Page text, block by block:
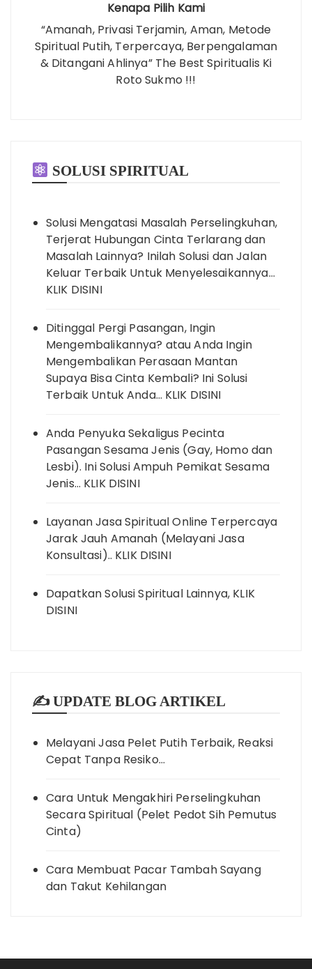
Kenapa Pilih Kami
“Amanah, Privasi Terjamin, Aman, Metode
Spiritual Putih, Terpercaya, Berpengalaman
& Ditangani Ahlinya” The Best Spiritualis Ki
Roto Sukmo !!!
SOLUSI SPIRITUAL
Solusi Mengatasi Masalah Perselingkuhan,
Terjerat Hubungan Cinta Terlarang dan
Masalah Lainnya? Inilah Solusi dan Jalan
Keluar Terbaik Untuk Menyelesaikannya…
KLIK DISINI
Ditinggal Pergi Pasangan, Ingin
Mengembalikannya? atau Anda Ingin
Mengembalikan Perasaan Mantan
Supaya Bisa Cinta Kembali? Ini Solusi
Terbaik Untuk Anda… KLIK DISINI
Anda Penyuka Sekaligus Pecinta
Pasangan Sesama Jenis (Gay, Homo dan
Lesbi). Ini Solusi Ampuh Pemikat Sesama
Jenis… KLIK DISINI
Layanan Jasa Spiritual Online Terpercaya
Jarak Jauh Amanah (Melayani Jasa
Konsultasi).. KLIK DISINI
Dapatkan Solusi Spiritual Lainnya, KLIK
DISINI
✍️ UPDATE BLOG ARTIKEL
Melayani Jasa Pelet Putih Terbaik, Reaksi
Cepat Tanpa Resiko…
Cara Untuk Mengakhiri Perselingkuhan
Secara Spiritual (Pelet Pedot Sih Pemutus
Cinta)
Cara Membuat Pacar Tambah Sayang
dan Takut Kehilangan